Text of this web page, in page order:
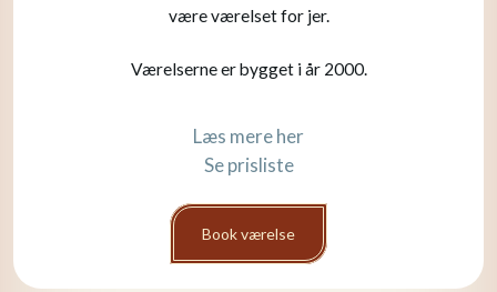
være værelset for jer.
Værelserne er bygget i år 2000.
Læs mere her​
Se prisliste
Book værelse